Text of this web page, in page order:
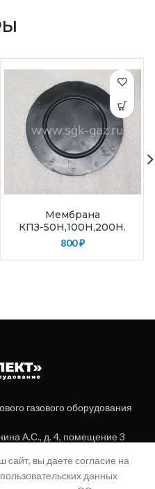
Мембрана
КПЗ-50Н,100Н,200Н.
800₽
газового оборудования
А.С., д. 4, помещение 3
сайт, вы даете согласие на
данных